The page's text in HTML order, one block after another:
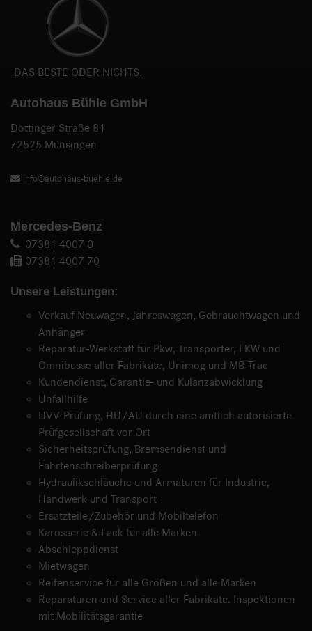
DAS BESTE ODER NICHTS.
Autohaus Bühle GmbH
Dottinger Straße 81
72525 Münsingen
info@autohaus-buehle.de
Mercedes-Benz
07381 4007 0
07381 4007 70
Unsere Leistungen:
Verkauf Neuwagen, Jahreswagen, Gebrauchtwagen und
Anhänger
Reparatur-Werkstatt für Pkw, Transporter, LKW und
Omnibusse aller Fabrikate, Unimog und MB-Trac
Kundendienst, Garantie- und Kulanzabwicklung
Unfallhilfe
UVV-Prüfung, HU/AU durch eine amtlich autorisierte
Prüfgesellschaft vor Ort
Sicherheitsprüfung, Bremsendienst und
Fahrtenschreiberprüfung
Hydraulikschläuche und Armaturen für Industrie,
Handwerk und Transport
Ersatzteile/Zubehör und Mobiltelefon
Karosserie & Lack für alle Marken
Abschleppdienst
Mietwagen
Reifenservice für alle Größen und alle Marken
Reparaturen und Service aller Fabrikate. Inspektionen
mit Mobilitätsgarantie